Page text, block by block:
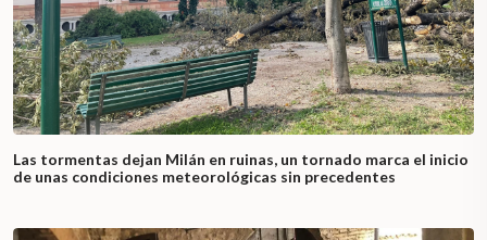
Las tormentas dejan Milán en ruinas, un tornado marca el inicio
de unas condiciones meteorológicas sin precedentes